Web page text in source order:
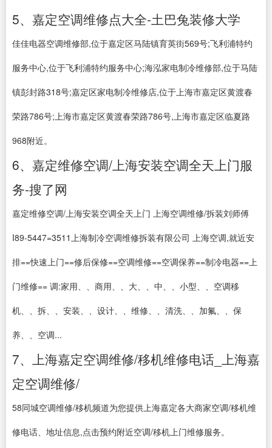
5、嘉定空调维修点大全-土巴兔装修大学
佳佳电器空调维修部,位于嘉定区马陆镇育英街569号;飞利浦特约
服务中心,位于飞利浦特约服务中心;海泓家电制冷维修部,位于马陆
镇彭封路318号;嘉定区家电制冷维修店,位于上海市嘉定区黄渡春
荣路786号;上海市嘉定区黄渡春荣路786号,上海市嘉定区临夏路
968附近。
6、嘉定维修空调/上海安装空调全天上门服
务-搜了网
嘉定维修空调/上海安装空调全天上门 上海空调维修/拆装刘师傅
I89-5447=3511上海制冷空调维修拆装有限公司 上海空调,就近安
排==快速上门==修后保修==空调维修==空调保养==制冷电器==上
门维修== 调:家用、、商用、、大、、中、、小型、、空调移
机、、拆、、安装、、设计、、维修、、清洗、、加氟、、保
养、、空调...
7、上海嘉定空调维修/移机维修电话_上海嘉
定空调维修/
58同城空调维修/移机频道为您提供上海嘉定各大商家空调/移机维
修电话、地址信息,点击预约附近空调/移机上门维修服务。